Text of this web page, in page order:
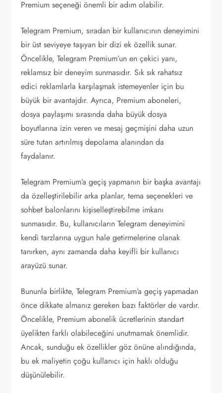
Premium seçeneği önemli bir adım olabilir.
Telegram Premium, sıradan bir kullanıcının deneyimini
bir üst seviyeye taşıyan bir dizi ek özellik sunar.
Öncelikle, Telegram Premium’un en çekici yanı,
reklamsız bir deneyim sunmasıdır. Sık sık rahatsız
edici reklamlarla karşılaşmak istemeyenler için bu
büyük bir avantajdır. Ayrıca, Premium aboneleri,
dosya paylaşımı sırasında daha büyük dosya
boyutlarına izin veren ve mesaj geçmişini daha uzun
süre tutan artırılmış depolama alanından da
faydalanır.
Telegram Premium’a geçiş yapmanın bir başka avantajı
da özelleştirilebilir arka planlar, tema seçenekleri ve
sohbet balonlarını kişiselleştirebilme imkanı
sunmasıdır. Bu, kullanıcıların Telegram deneyimini
kendi tarzlarına uygun hale getirmelerine olanak
tanırken, aynı zamanda daha keyifli bir kullanıcı
arayüzü sunar.
Bununla birlikte, Telegram Premium’a geçiş yapmadan
önce dikkate almanız gereken bazı faktörler de vardır.
Öncelikle, Premium abonelik ücretlerinin standart
üyelikten farklı olabileceğini unutmamak önemlidir.
Ancak, sunduğu ek özellikler göz önüne alındığında,
bu ek maliyetin çoğu kullanıcı için haklı olduğu
düşünülebilir.